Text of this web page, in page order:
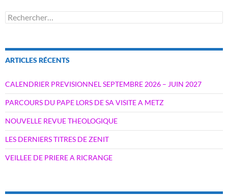
Rechercher :
ARTICLES RÉCENTS
CALENDRIER PREVISIONNEL SEPTEMBRE 2026 – JUIN 2027
PARCOURS DU PAPE LORS DE SA VISITE A METZ
NOUVELLE REVUE THEOLOGIQUE
LES DERNIERS TITRES DE ZENIT
VEILLEE DE PRIERE A RICRANGE